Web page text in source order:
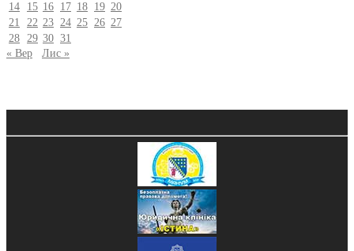
14
15 16 17 18 19 20
21
22 23 24 25 26 27
28 29 30 31
« Вер
Лис »